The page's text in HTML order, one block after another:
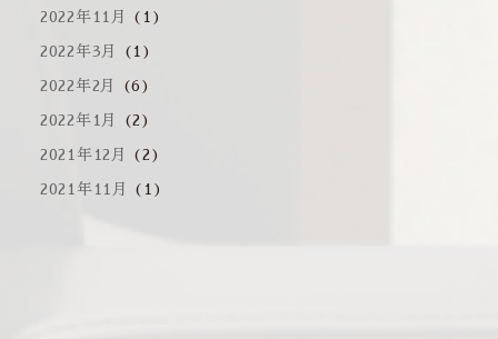
2022年11月 (1)
2022年3月 (1)
2022年2月 (6)
2022年1月 (2)
2021年12月 (2)
2021年11月 (1)